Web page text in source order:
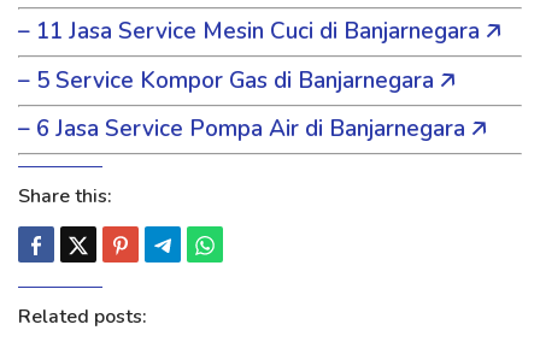
– 11 Jasa Service Mesin Cuci di Banjarnegara 🡥
– 5 Service Kompor Gas di Banjarnegara 🡥
– 6 Jasa Service Pompa Air di Banjarnegara 🡥
Share this:
Related posts: